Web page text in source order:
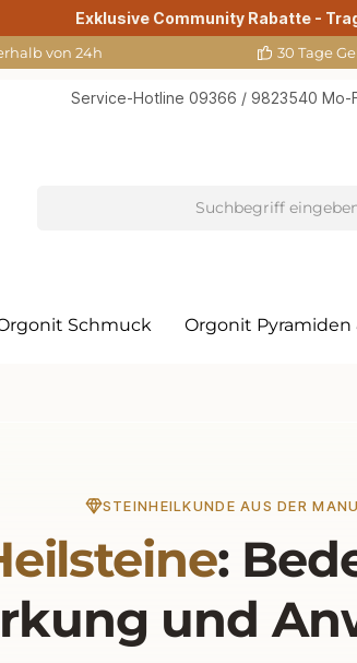
Exklusive Community Rabatte -
von 24h 30 Tage
Service-Hotline 09366 / 9823540 Mo-
Schmuck Orgonit Pyramiden
STEINHEILKUNDE AUS DER
:
und